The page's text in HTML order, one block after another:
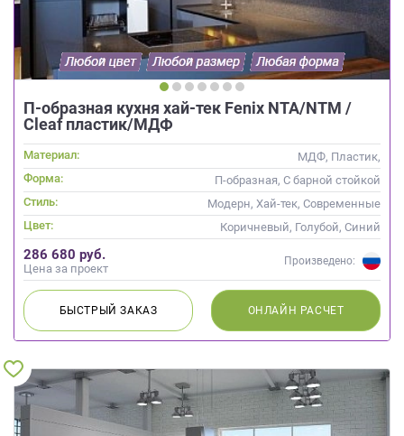
П-образная кухня хай-тек Fenix NTA/NTM /
Cleaf пластик/МДФ
Материал:
МДФ, Пластик,
Интегрированная ручка, Стекло
Форма:
П-образная, С барной стойкой
Стиль:
Модерн, Хай-тек, Современные
Цвет:
Коричневый, Голубой, Синий
286 680 руб.
Цена за проект
Произведено:
БЫСТРЫЙЗАКАЗ ОНЛАЙН РАСЧЕТ